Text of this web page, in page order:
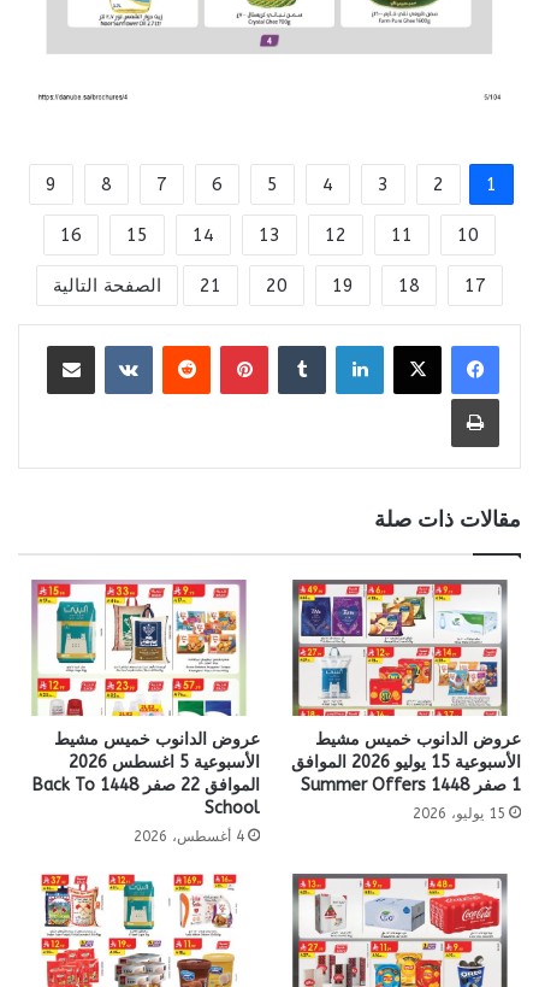
1
2
3
4
5
6
7
8
9
10
11
12
13
14
15
16
17
18
19
20
21 الصفحة التالية
لينكدإن بينتيريست مشاركة عبر البريد
طباعة
مقالات ذات صلة
عروض الدانوب خميس مشيط
الأسبوعية 15 يوليو 2026 الموافق
1 صفر 1448 Summer Offers
15 يوليو، 2026
عروض الدانوب خميس مشيط
الأسبوعية 5 اغسطس 2026
الموافق 22 صفر 1448 Back To
School
4 أغسطس، 2026